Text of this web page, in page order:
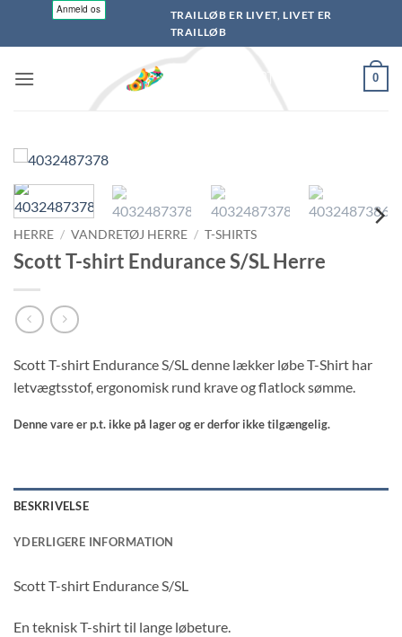
TRAILLØB ER LIVET, LIVET ER
TRAILLØB
0
HERRE / VANDRETØJ HERRE / T-SHIRTS
Scott T-shirt Endurance S/SL Herre
Scott T-shirt Endurance S/SL denne lækker løbe T-Shirt har
letvægtsstof, ergonomisk rund krave og flatlock sømme.
Denne vare er p.t. ikke på lager og er derfor ikke tilgængelig.
BESKRIVELSE
YDERLIGERE INFORMATION
Scott T-shirt Endurance S/SL
En teknisk T-shirt til lange løbeture.